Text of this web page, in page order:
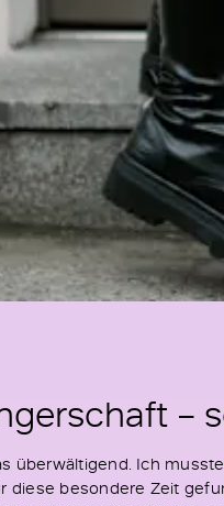
–
überwältigend. Ich
diese besondere Zeit